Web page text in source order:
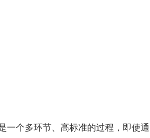
一个多环节、高标准的过程，即使通